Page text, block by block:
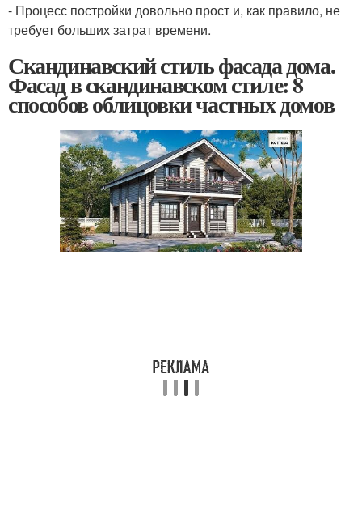
- Процесс постройки довольно прост и, как правило, не
требует больших затрат времени.
Скандинавский стиль фасада дома.
Фасад в скандинавском стиле: 8
способов облицовки частных домов